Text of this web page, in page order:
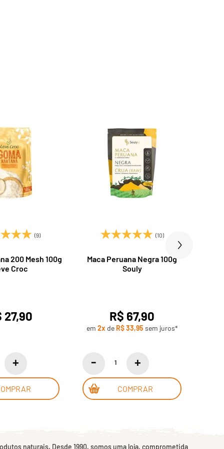
(9)
200 Mesh 100g
Croc
27,90
(10)
Maca Peruana Negra 100g
Souly
R$ 67,90
em 2x deR$ 33,95 sem juros*
COMPRAR
naturais. Desde 1990, somos uma loja, comprometida